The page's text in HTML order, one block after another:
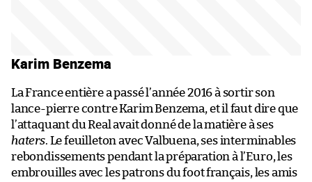
Karim Benzema
La France entière a passé l’année 2016 à sortir son
lance-pierre contre Karim Benzema, et il faut dire que
l’attaquant du Real avait donné de la matière à ses
haters. Le feuilleton avec Valbuena, ses interminables
rebondissements pendant la préparation à l’Euro, les
embrouilles avec les patrons du foot français, les amis